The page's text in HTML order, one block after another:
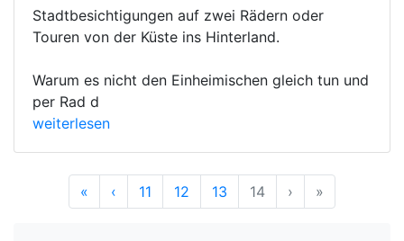
Stadtbesichtigungen auf zwei Rädern oder
Touren von der Küste ins Hinterland.
Warum es nicht den Einheimischen gleich tun und
per Rad d
weiterlesen
« Anfang
‹ Vorherige
11 12 13 14 › Nächste
»